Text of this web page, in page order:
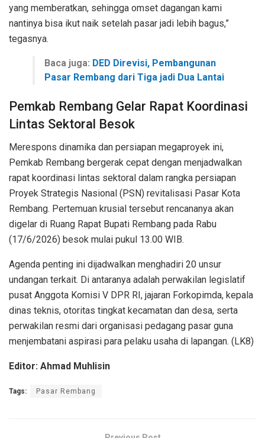
yang memberatkan, sehingga omset dagangan kami
nantinya bisa ikut naik setelah pasar jadi lebih bagus,”
tegasnya.
Baca juga: DED Direvisi, Pembangunan
Pasar Rembang dari Tiga jadi Dua Lantai
Pemkab Rembang Gelar Rapat Koordinasi
Lintas Sektoral Besok
Merespons dinamika dan persiapan megaproyek ini,
Pemkab Rembang bergerak cepat dengan menjadwalkan
rapat koordinasi lintas sektoral dalam rangka persiapan
Proyek Strategis Nasional (PSN) revitalisasi Pasar Kota
Rembang. Pertemuan krusial tersebut rencananya akan
digelar di Ruang Rapat Bupati Rembang pada Rabu
(17/6/2026) besok mulai pukul 13.00 WIB.
Agenda penting ini dijadwalkan menghadiri 20 unsur
undangan terkait. Di antaranya adalah perwakilan legislatif
pusat Anggota Komisi V DPR RI, jajaran Forkopimda, kepala
dinas teknis, otoritas tingkat kecamatan dan desa, serta
perwakilan resmi dari organisasi pedagang pasar guna
menjembatani aspirasi para pelaku usaha di lapangan. (LK8)
Editor: Ahmad Muhlisin
Tags: Pasar Rembang